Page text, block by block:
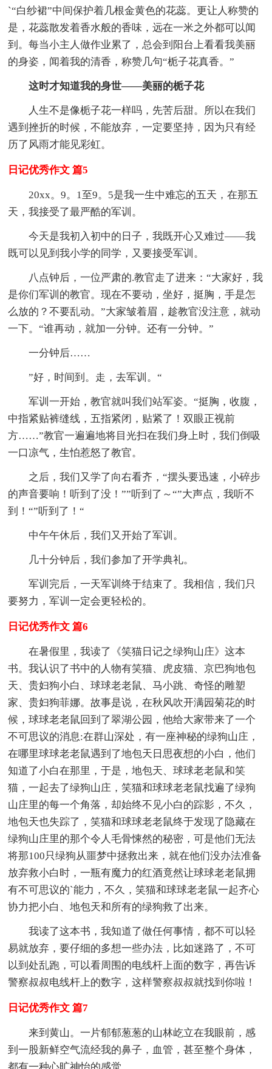
`“白纱裙”中间保护着几根金黄色的花蕊。更让人称赞的
是，花蕊散发着香水般的香味，远在一米之外都可以闻
到。每当小主人做作业累了，总会到阳台上看看我美丽
的身姿，闻着我的清香，称赞几句“栀子花真香。”
这时才知道我的身世——美丽的栀子花
人生不是像栀子花一样吗，先苦后甜。所以在我们
遇到挫折的时候，不能放弃，一定要坚持，因为只有经
历了风雨才能见彩虹。
日记优秀作文 篇5
20xx。9。1至9。5是我一生中难忘的五天，在那五
天，我接受了最严酷的军训。
今天是我初入初中的日子，我既开心又难过——我
既可以见到我小学的同学，又要接受军训。
八点钟后，一位严肃的.教官走了进来：“大家好，我
是你们军训的教官。现在不要动，坐好，挺胸，手是怎
么放的？不要乱动。”大家皱着眉，趁教官没注意，就动
一下。“谁再动，就加一分钟。还有一分钟。”
一分钟后……
”好，时间到。走，去军训。“
军训一开始，教官就叫我们站军姿。“挺胸，收腹，
中指紧贴裤缝线，五指紧闭，贴紧了！双眼正视前
方……”教官一遍遍地将目光扫在我们身上时，我们倒吸
一口凉气，生怕惹怒了教官。
之后，我们又学了向右看齐，“摆头要迅速，小碎步
的声音要响！听到了没！””听到了～“”大声点，我听不
到！“”听到了！“
中午午休后，我们又开始了军训。
几十分钟后，我们参加了开学典礼。
军训完后，一天军训终于结束了。我相信，我们只
要努力，军训一定会更轻松的。
日记优秀作文 篇6
在暑假里，我读了《笑猫日记之绿狗山庄》这本
书。我认识了书中的人物有笑猫、虎皮猫、京巴狗地包
天、贵妇狗小白、球球老老鼠、马小跳、奇怪的雕塑
家、贵妇狗菲娜。故事是说，在秋风吹开满园菊花的时
候，球球老老鼠回到了翠湖公园，他给大家带来了一个
不可思议的消息:在群山深处，有一座神秘的绿狗山庄，
在哪里球球老老鼠遇到了地包天日思夜想的小白，他们
知道了小白在那里，于是，地包天、球球老老鼠和笑
猫，一起去了绿狗山庄，笑猫和球球老老鼠找遍了绿狗
山庄里的每一个角落，却始终不见小白的踪影，不久，
地包天也失踪了，笑猫和球球老老鼠终于发现了隐藏在
绿狗山庄里的那个令人毛骨悚然的秘密，可是他们无法
将那100只绿狗从噩梦中拯救出来，就在他们没办法准备
放弃救小白时，一瓶有魔力的红酒竟然让球球老老鼠拥
有不可思议的`能力，不久，笑猫和球球老老鼠一起齐心
协力把小白、地包天和所有的绿狗救了出来。
我读了这本书，我知道了做任何事情，都不可以轻
易就放弃，要仔细的多想一些办法，比如迷路了，不可
以到处乱跑，可以看周围的电线杆上面的数字，再告诉
警察叔叔电线杆上的数字，这样警察叔叔就找到你啦！
日记优秀作文 篇7
来到黄山。一片郁郁葱葱的山林屹立在我眼前，感
到一股新鲜空气流经我的鼻子，血管，甚至整个身体，